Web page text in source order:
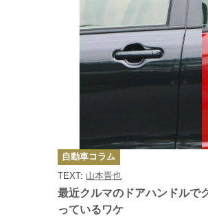
最近クルマのドアハンドルで
っているワケ
TEXT: 山本晋也
カ
テ
ゴ
リ
ー
自動車コラム